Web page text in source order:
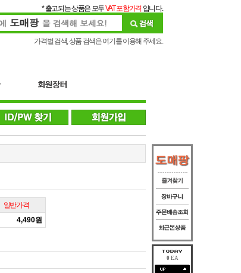
* 출고되는 상품은 모두VAT 포함가격 입니다.
가격별 검색, 상품 검색은 여기를 이용해 주세요.
일반가격
4,490원
0EA